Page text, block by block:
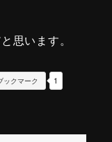
思います。
1
ックマーク